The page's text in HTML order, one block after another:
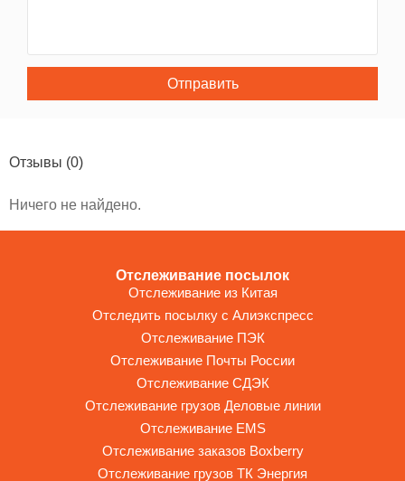
Отправить
Отзывы (0)
Ничего не найдено.
Отслеживание посылок
Отслеживание из Китая
Отследить посылку с Алиэкспресс
Отслеживание ПЭК
Отслеживание Почты России
Отслеживание СДЭК
Отслеживание грузов Деловые линии
Отслеживание EMS
Отслеживание заказов Boxberry
Отслеживание грузов ТК Энергия